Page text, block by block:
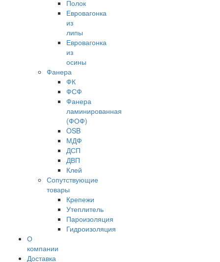
Полок
Евровагонка
из
липы
Евровагонка
из
осины
Фанера
ФК
ФСФ
Фанера
ламинированная
(ФОФ)
OSB
МДФ
ДСП
ДВП
Клей
Сопутствующие
товары
Крепежи
Утеплитель
Пароизоляция
Гидроизоляция
О
компании
Доставка